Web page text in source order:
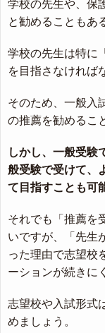
学校の先生や、保
と勧めることもあ
学校の先生は特に
を目指さなければ
そのため、一般入
の推薦を勧めるこ
しかし、一般受験
般受験で受けて、
て目指すことも可
それでも「推薦を
いですが、「先生
った理由で志望校
ーションが続きに
志望校や入試形式
めましょう。